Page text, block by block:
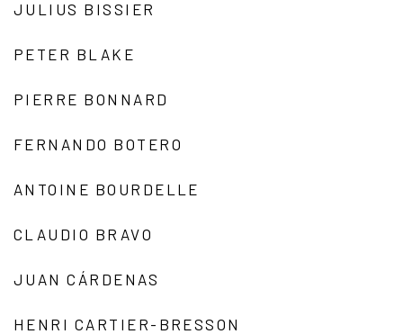
JULIUS BISSIER
PETER BLAKE
PIERRE BONNARD
FERNANDO BOTERO
ANTOINE BOURDELLE
CLAUDIO BRAVO
JUAN CÁRDENAS
HENRI CARTIER-BRESSON